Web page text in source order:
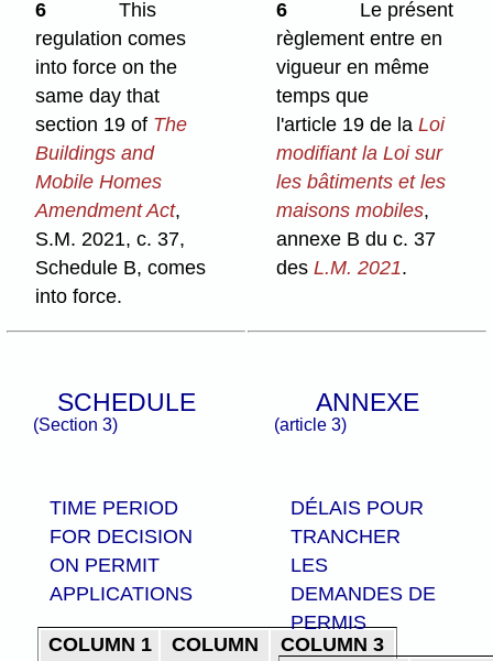
6
This
regulation comes
into force on the
same day that
section 19 of The
Buildings and
Mobile Homes
Amendment Act,
S.M. 2021, c. 37,
Schedule B, comes
into force.
6
Le présent
règlement entre en
vigueur en même
temps que
l'article 19 de laLoi
modifiant la Loi sur
les bâtiments et les
maisons mobiles,
annexe B du c. 37
desL.M. 2021.
SCHEDULE
(Section 3)
TIME PERIOD
FOR DECISION
ON PERMIT
APPLICATIONS
COLUMN 1
COLUMN
COLUMN 3
ANNEXE
(article 3)
DÉLAIS POUR
TRANCHER
LES
DEMANDES DE
PERMIS